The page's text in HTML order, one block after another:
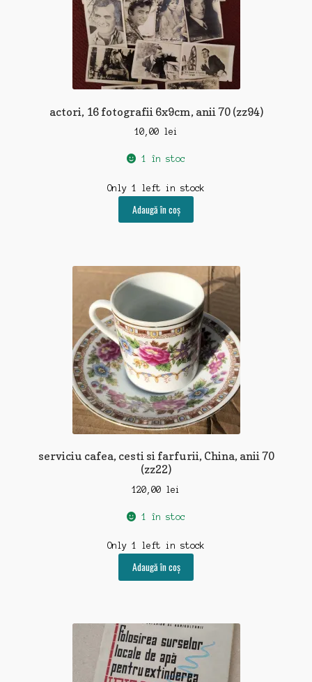
actori, 16 fotografii 6x9cm, anii 70 (zz94)
10,00 lei
1 în stoc
Only 1 left in stock
Adaugă în coș
serviciu cafea, cesti si farfurii, China, anii 70
(zz22)
120,00 lei
1 în stoc
Only 1 left in stock
Adaugă în coș